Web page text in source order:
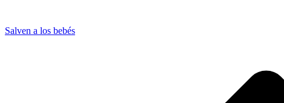
Salven a los bebés